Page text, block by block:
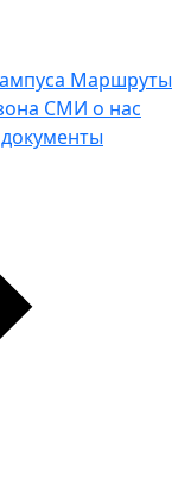
Маршруты
СМИ о нас